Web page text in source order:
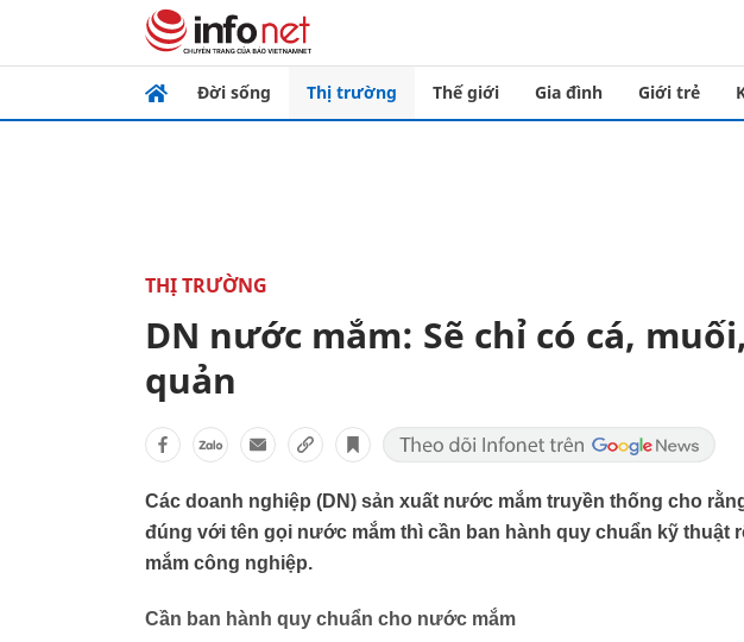
Đời sống Thị trường Thế giới Gia đình Giới trẻ
THỊ TRƯỜNG
DN nước mắm: Sẽ chỉ có cá,
quản
Các doanh nghiệp (DN) sản xuất nước mắm truyền thống cho
đúng với tên gọi nước mắm thì cần ban hành quy chuẩn kỹ thuật
mắm công nghiệp.
Cần ban hành quy chuẩn cho nước mắm